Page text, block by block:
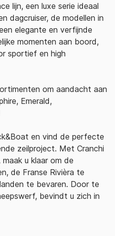
lijn, een luxe serie ideaal
dagcruiser, de modellen in
elegante en verfijnde
momenten aan boord,
sportief en high
om aandacht aan
Emerald,
en vind de perfecte
zeilproject. Met Cranchi
u klaar om de
de Franse Rivièra te
te bevaren. Door te
bevindt u zich in